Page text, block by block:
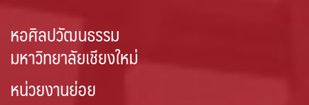
หอศิลปวัฒนธรรม
มหาวิทยาลัยเชียงใหม่
หน่วยงานย่อย